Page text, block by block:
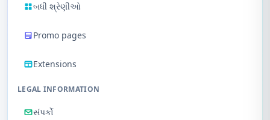
બધી શ્રેણીઓ
Promo pages
Extensions
LEGAL INFORMATION
સંપર્કો